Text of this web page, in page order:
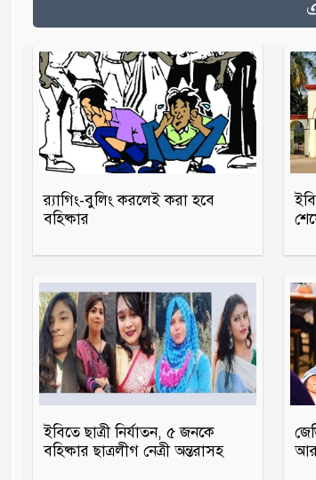
র‍্যাগিং-বুলিং করলেই করা হবে
বহিষ্কার
ইবিতে ছাত্রী নির্যাতন, ৫ জনকে
বহিষ্কার ছাত্রলীগ নেত্রী অন্তরাসহ